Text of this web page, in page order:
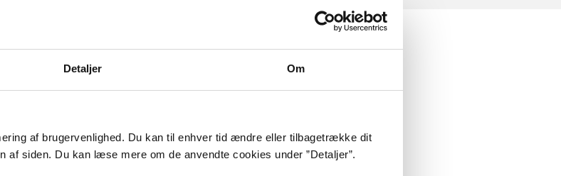
Detaljer Om
af brugervenlighed. Du kan til enhver tid ændre eller tilbagetrække dit
af siden. Du kan læse mere om de anvendte cookies under ”Detaljer”.